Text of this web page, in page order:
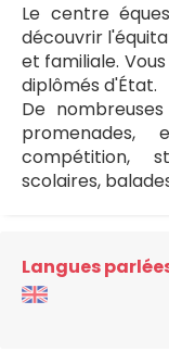
Le centre
découvrir
et familiale.
diplômés d'État.
De
compétition,
scolaires,
Langues